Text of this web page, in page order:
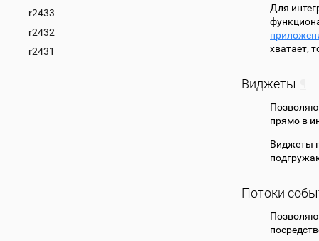
r2433
r2432
r2431
Для
хватает,
Виджеты
прямо в
Виджеты
Потоки